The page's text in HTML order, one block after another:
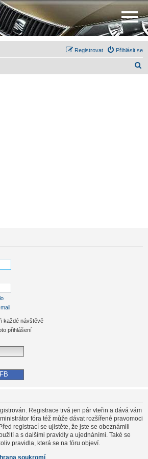
Přihlásit se
Registrovat
každé návštěvě
přihlášení
Registrace trvá jen pár vteřin a dává vám
fóra též může dávat rozšířené pravomoci
registrací se ujistěte, že jste se obeznámili
a s dalšími pravidly a ujednáními. Také se
pravidla, která se na fóru objeví.
soukromí